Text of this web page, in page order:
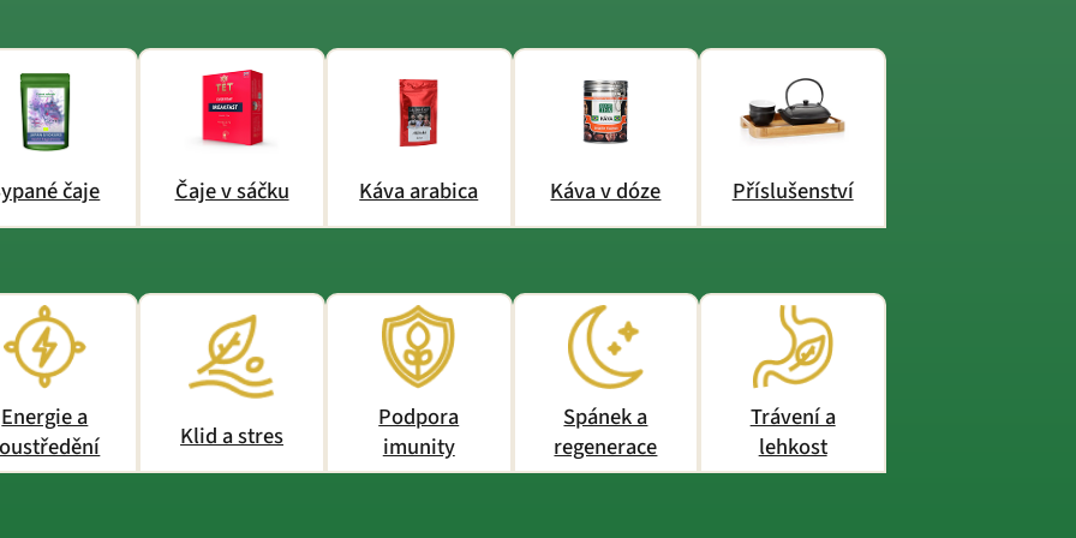
čaje Čaje v sáčku Káva arabica Káva v dóze Příslušenství
Energie a
Klid a stres
Podpora
imunity
Spánek a
regenerace
Trávení a
lehkost